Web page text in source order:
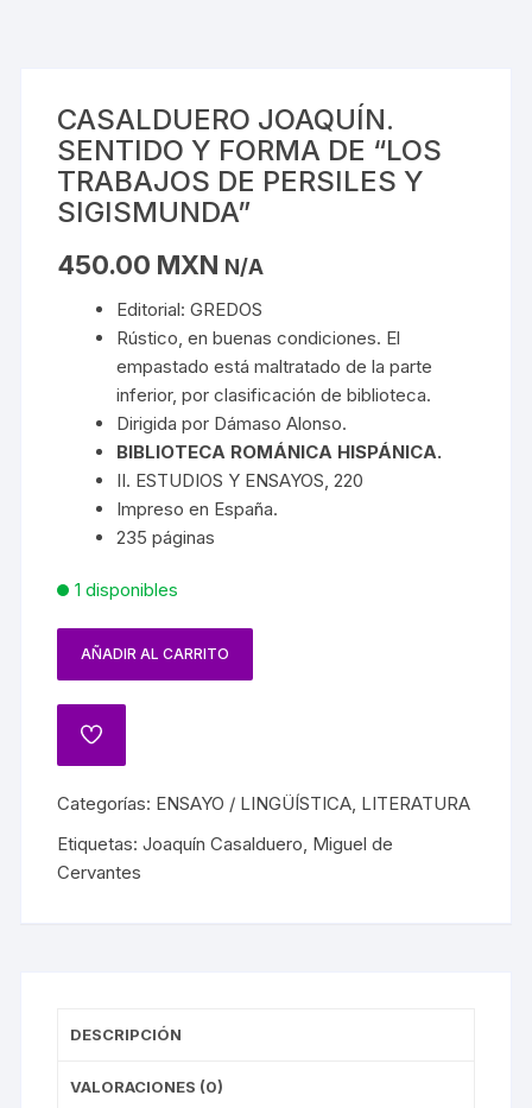
CASALDUERO JOAQUÍN.
SENTIDO Y FORMA DE “LOS
TRABAJOS DE PERSILES Y
SIGISMUNDA”
450.00 MXN N/A
Editorial: GREDOS
Rústico, en buenas condiciones. El
empastado está maltratado de la parte
inferior, por clasificación de biblioteca.
Dirigida por Dámaso Alonso.
BIBLIOTECA ROMÁNICA HISPÁNICA.
II. ESTUDIOS Y ENSAYOS, 220
Impreso en España.
235 páginas
1 disponibles
AÑADIR AL CARRITO
Categorías: ENSAYO / LINGÜÍSTICA, LITERATURA
Etiquetas:Joaquín Casalduero, Miguel de
Cervantes
DESCRIPCIÓN
VALORACIONES (0)